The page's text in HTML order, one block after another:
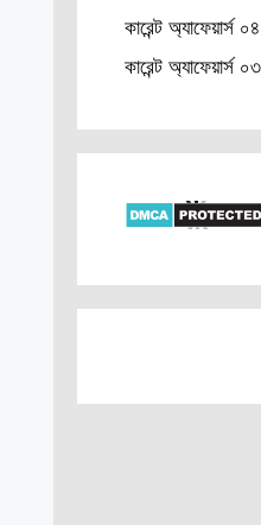
কারেন্ট অ্যাফেয়ার্স
কারেন্ট অ্যাফেয়ার্স